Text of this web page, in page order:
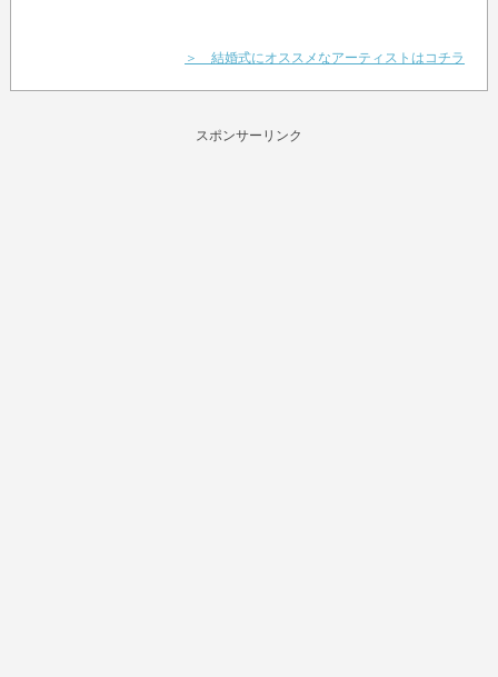
＞ 結婚式にオススメなアーティストはコチラ
スポンサーリンク